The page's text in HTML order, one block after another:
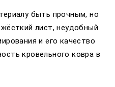
быть прочным, но
лист, неудобный
и его качество
кровельного ковра в